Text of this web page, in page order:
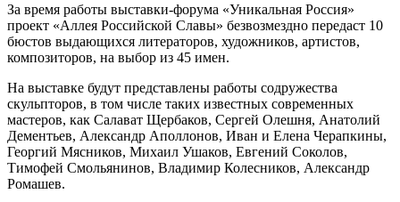
За время работы выставки-форума «Уникальная Россия»
проект «Аллея Российской Славы» безвозмездно передаст 10
бюстов выдающихся литераторов, художников, артистов,
композиторов, на выбор из 45 имен.
На выставке будут представлены работы содружества
скульпторов, в том числе таких известных современных
мастеров, как Салават Щербаков, Сергей Олешня, Анатолий
Дементьев, Александр Аполлонов, Иван и Елена Черапкины,
Георгий Мясников, Михаил Ушаков, Евгений Соколов,
Тимофей Смольянинов, Владимир Колесников, Александр
Ромашев.